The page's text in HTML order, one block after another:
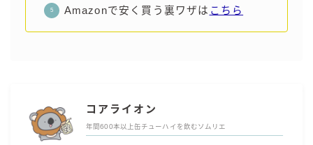
Amazonで安く買う裏ワザは こちら
コアライオン
年間600本以上缶チューハイを飲むソムリエ